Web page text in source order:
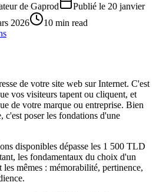
de Gaprod Publié le 20 janvier
2026
10 min read
de votre site web sur Internet. C'est
vos visiteurs tapent ou cliquent, et
de votre marque ou entreprise. Bien
c'est poser les fondations d'une
disponibles dépasse les 1 500 TLD
les fondamentaux du choix d'un
mêmes : mémorabilité, pertinence,